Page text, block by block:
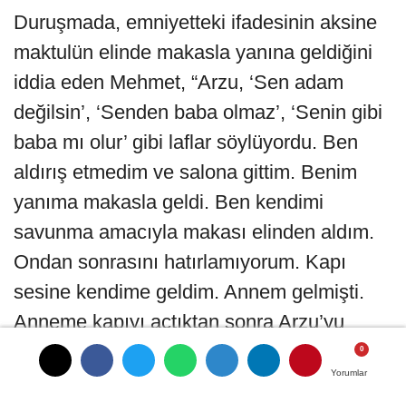
Yorumlar
Yorumlar
Duruşmada, emniyetteki ifadesinin aksine
maktulün elinde makasla yanına geldiğini
iddia eden Mehmet, “Arzu, ‘Sen adam
değilsin’, ‘Senden baba olmaz’, ‘Senin gibi
baba mı olur’ gibi laflar söylüyordu. Ben
aldırış etmedim ve salona gittim. Benim
yanıma makasla geldi. Ben kendimi
savunma amacıyla makası elinden aldım.
Ondan sonrasını hatırlamıyorum. Kapı
sesine kendime geldim. Annem gelmişti.
Anneme kapıyı açtıktan sonra Arzu’yu
yerde gördüm. Hemen ambulansı aradım.
Polisler geldi ve beni aldılar” diye konuştu.